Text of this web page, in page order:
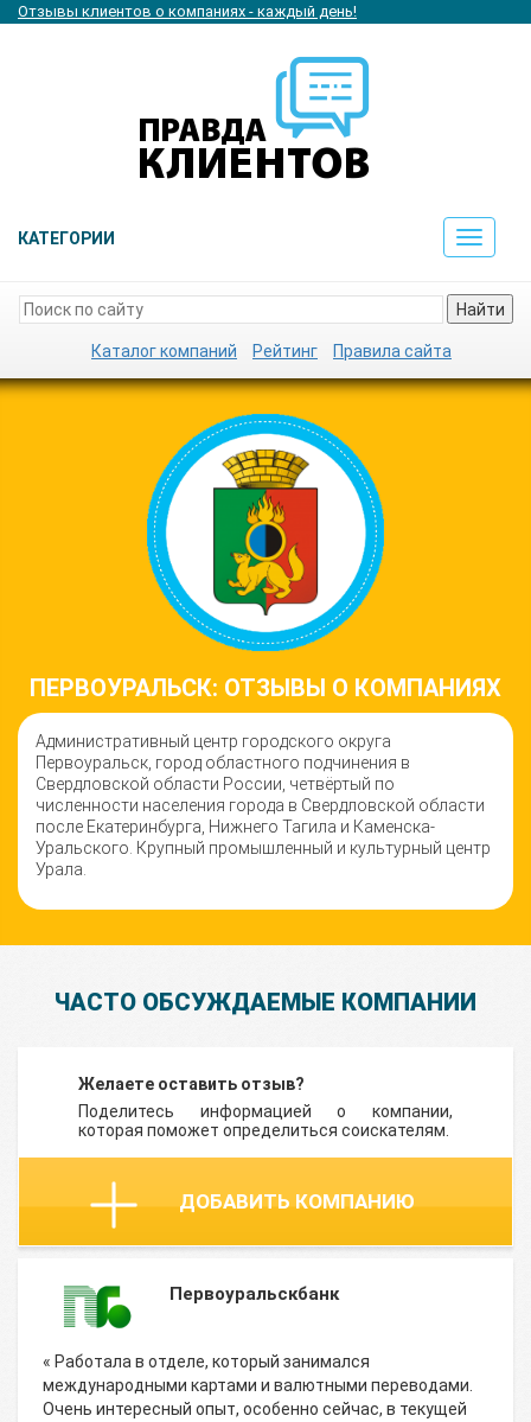
Отзывы клиентов о компаниях - каждый день!
КАТЕГОРИИ
Toggle
Найти
Каталог компаний Рейтинг Правила сайта
ПЕРВОУРАЛЬСК: ОТЗЫВЫ О КОМПАНИЯХ
Административный центр городского округа
Первоуральск, город областного подчинения в
Свердловской области России, четвёртый по
численности населения города в Свердловской области
после Екатеринбурга, Нижнего Тагила и Каменска-
Уральского. Крупный промышленный и культурный центр
Урала.
ЧАСТО ОБСУЖДАЕМЫЕ КОМПАНИИ
Желаете оставить отзыв?
Поделитесь информацией о компании,
которая поможет определиться соискателям.
ДОБАВИТЬ КОМПАНИЮ
Первоуральскбанк
« Работала в отделе, который занимался
международными картами и валютными переводами.
Очень интересный опыт, особенно сейчас, в текущей